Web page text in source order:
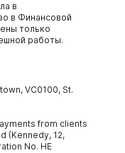
в
в Финансовой
только
работы.
VC0100, St.
from clients
(Kennedy, 12,
No. HE